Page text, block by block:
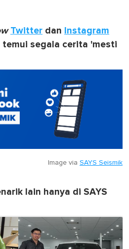
Twitter dan Instagram
temui segala cerita 'mesti
Image via SAYS Seismik
lain hanya di SAYS